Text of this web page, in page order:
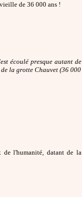
de 36 000 ans !
écoulé presque autant de
de la grotte Chauvet (36 000
de l'humanité, datant de la